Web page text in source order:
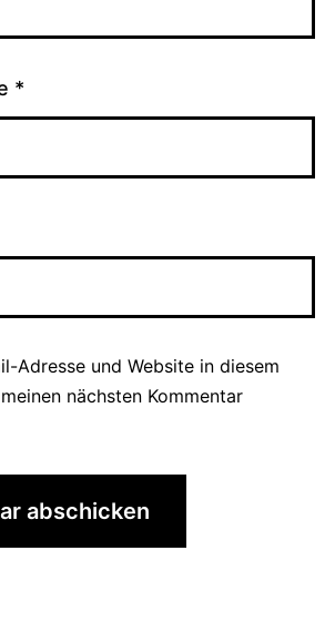
*
Adresse und Website in diesem
nächsten Kommentar